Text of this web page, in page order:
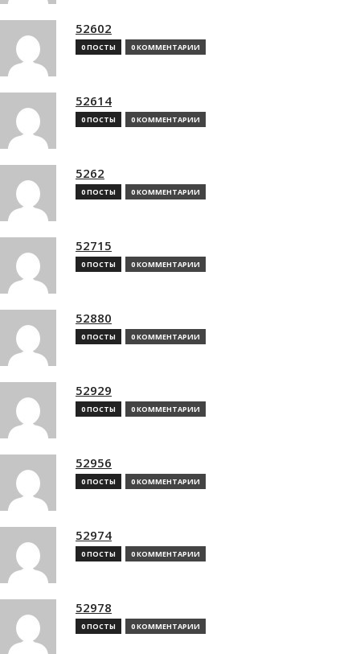
52602
0 ПОСТЫ 0 КОММЕНТАРИИ
52614
0 ПОСТЫ 0 КОММЕНТАРИИ
5262
0 ПОСТЫ 0 КОММЕНТАРИИ
52715
0 ПОСТЫ 0 КОММЕНТАРИИ
52880
0 ПОСТЫ 0 КОММЕНТАРИИ
52929
0 ПОСТЫ 0 КОММЕНТАРИИ
52956
0 ПОСТЫ 0 КОММЕНТАРИИ
52974
0 ПОСТЫ 0 КОММЕНТАРИИ
52978
0 ПОСТЫ 0 КОММЕНТАРИИ